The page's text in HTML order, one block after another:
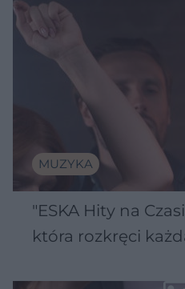
MUZYKA
"ESKA Hity na
która rozkręci